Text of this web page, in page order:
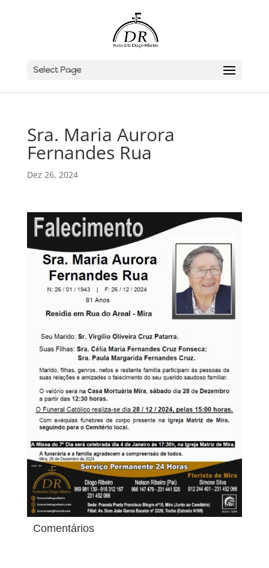
Select Page
Sra. Maria Aurora
Fernandes Rua
Dez 26, 2024
Comentários